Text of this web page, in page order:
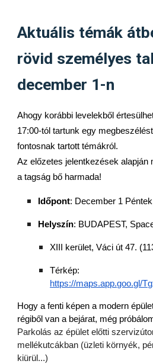
Aktuális témák
rövid személyes
december 1-n
Ahogy korábbi levelekből
17:00-tól tartunk egy
fontosnak tartott témákról.
Az előzetes jelentkezések alapján
a tagság bő harmada!
Időpont: December 1
Helyszín: BUDAPEST,
XIII kerület, Váci út 47.
Térkép:
https://maps.app.goo.gl/
Hogy a fenti képen a modern
régiből van a bejárat, még
Parkolás az épület előtti
mellékutcákban (üzleti környék,
kiürül...)